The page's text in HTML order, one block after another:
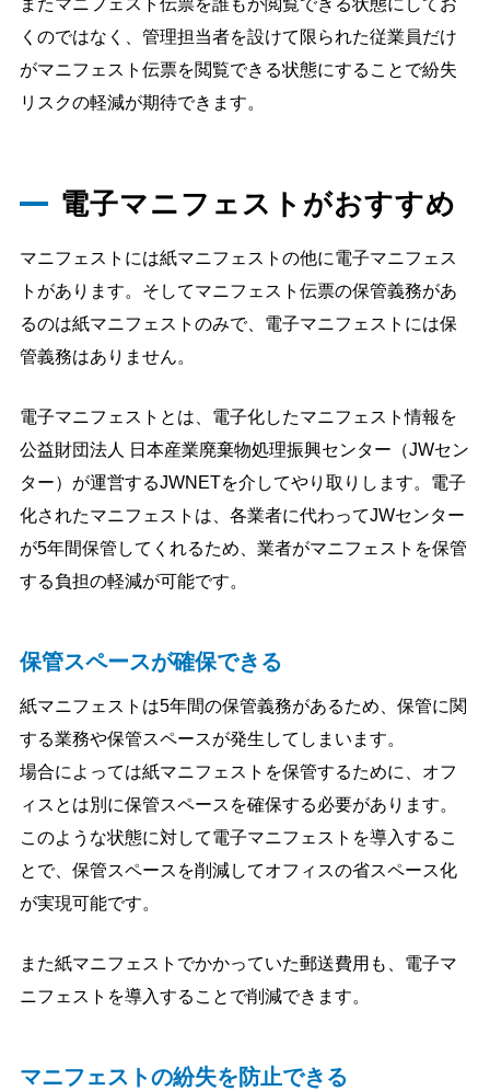
またマニフェスト伝票を誰もが閲覧できる状態にしてお
くのではなく、管理担当者を設けて限られた従業員だけ
がマニフェスト伝票を閲覧できる状態にすることで紛失
リスクの軽減が期待できます。
電子マニフェストがおすすめ
マニフェストには紙マニフェストの他に電子マニフェス
トがあります。そしてマニフェスト伝票の保管義務があ
るのは紙マニフェストのみで、電子マニフェストには保
管義務はありません。
電子マニフェストとは、電子化したマニフェスト情報を
公益財団法人 日本産業廃棄物処理振興センター（JWセン
ター）が運営するJWNETを介してやり取りします。電子
化されたマニフェストは、各業者に代わってJWセンター
が5年間保管してくれるため、業者がマニフェストを保管
する負担の軽減が可能です。
保管スペースが確保できる
紙マニフェストは5年間の保管義務があるため、保管に関
する業務や保管スペースが発生してしまいます。
場合によっては紙マニフェストを保管するために、オフ
ィスとは別に保管スペースを確保する必要があります。
このような状態に対して電子マニフェストを導入するこ
とで、保管スペースを削減してオフィスの省スペース化
が実現可能です。
また紙マニフェストでかかっていた郵送費用も、電子マ
ニフェストを導入することで削減できます。
マニフェストの紛失を防止できる